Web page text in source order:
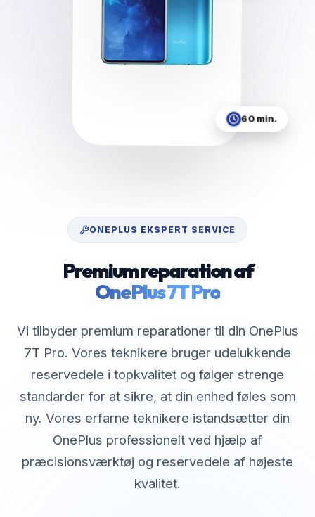
60 min.
ONEPLUS EKSPERT SERVICE
Premium reparation af
OnePlus 7T Pro
Vi tilbyder premium reparationer til din OnePlus
7T Pro. Vores teknikere bruger udelukkende
reservedele i topkvalitet og følger strenge
standarder for at sikre, at din enhed føles som
ny. Vores erfarne teknikere istandsætter din
OnePlus professionelt ved hjælp af
præcisionsværktøj og reservedele af højeste
kvalitet.